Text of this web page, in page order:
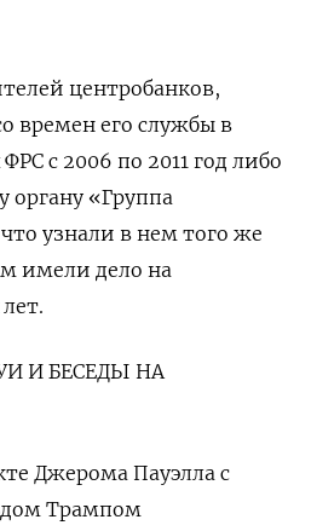
центробанков,
времен его службы в
с 2006 по 2011 год либо
органу «Группа
узнали в нем того же
имели дело на
И БЕСЕДЫ НА
Джерома Пауэлла с
Трампом